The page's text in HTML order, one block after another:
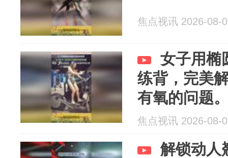
焦点视讯 2026-08-
女子用椭
练背，完美
有氧的问题
焦点视讯 2026-08-
解锁动人